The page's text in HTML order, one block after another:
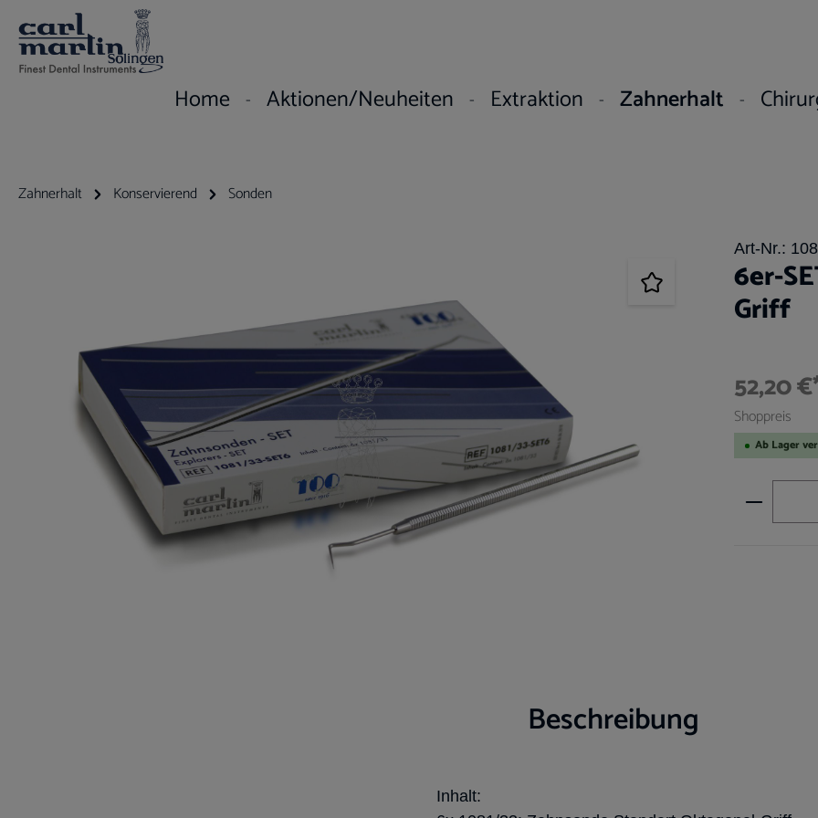
Hauptinhalt springen
Zur Hauptnavigation springen
Home Aktionen/Neuheiten Extraktion Zahnerhalt
Zahnerhalt Konservierend Sonden
Art-Nr.:
6er-
Griff
52,20
Shoppreis
Ab Lager
Beschreibung
Inhalt: